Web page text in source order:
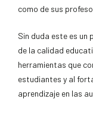
como de sus
Sin duda este es
de la calidad
herramientas que
estudiantes y al
aprendizaje en las